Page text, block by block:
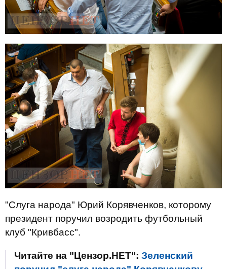
"Слуга народа" Юрий Корявченков, которому
президент поручил возродить футбольный
клуб "Кривбасс".
Читайте на "Цензор.НЕТ": Зеленский